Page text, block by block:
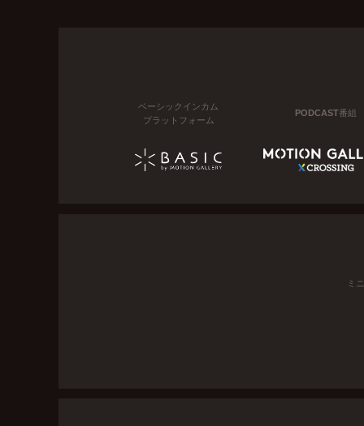
ベーシックインカム
プラットフォーム
PODCAST番組
ミ